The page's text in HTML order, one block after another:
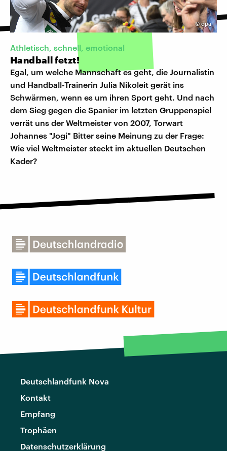
©dpa
Athletisch, schnell, emotional
Handball fetzt!
Egal, um welche Mannschaft es geht, die Journalistin
und Handball-Trainerin Julia Nikoleit gerät ins
Schwärmen, wenn es um ihren Sport geht. Und nach
dem Sieg gegen die Spanier im letzten Gruppenspiel
verrät uns der Weltmeister von 2007, Torwart
Johannes "Jogi" Bitter seine Meinung zu der Frage:
Wie viel Weltmeister steckt im aktuellen Deutschen
Kader?
Deutschlandfunk Nova
Kontakt
Empfang
Trophäen
Datenschutzerklärung